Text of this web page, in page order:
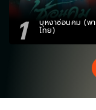
1 บุหงาซ่อนคม (พ
ไทย)